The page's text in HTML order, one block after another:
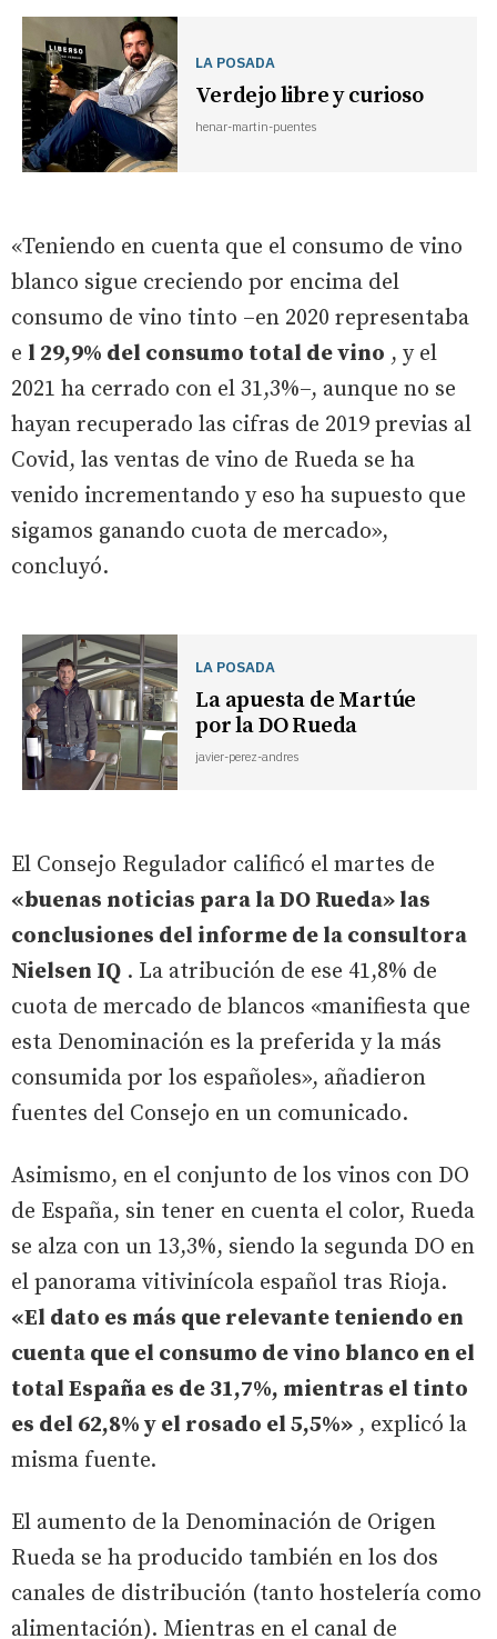
LA POSADA
Verdejo libre y curioso
henar-martin-puentes
«Teniendo en cuenta que el consumo de vino
blanco sigue creciendo por encima del
consumo de vino tinto –en 2020 representaba
e l 29,9% del consumo total de vino , y el
2021 ha cerrado con el 31,3%–, aunque no se
hayan recuperado las cifras de 2019 previas al
Covid, las ventas de vino de Rueda se ha
venido incrementando y eso ha supuesto que
sigamos ganando cuota de mercado»,
concluyó.
LA POSADA
La apuesta de Martúe
por la DO Rueda
javier-perez-andres
El Consejo Regulador calificó el martes de
«buenas noticias para la DO Rueda» las
conclusiones del informe de la consultora
Nielsen IQ . La atribución de ese 41,8% de
cuota de mercado de blancos «manifiesta que
esta Denominación es la preferida y la más
consumida por los españoles», añadieron
fuentes del Consejo en un comunicado.
Asimismo, en el conjunto de los vinos con DO
de España, sin tener en cuenta el color, Rueda
se alza con un 13,3%, siendo la segunda DO en
el panorama vitivinícola español tras Rioja.
«El dato es más que relevante teniendo en
cuenta que el consumo de vino blanco en el
total España es de 31,7%, mientras el tinto
es del 62,8% y el rosado el 5,5%» , explicó la
misma fuente.
El aumento de la Denominación de Origen
Rueda se ha producido también en los dos
canales de distribución (tanto hostelería como
alimentación). Mientras en el canal de